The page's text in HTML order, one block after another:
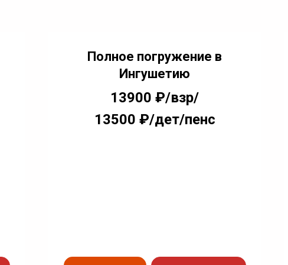
Полное погружение в
Ингушетию
13900 ₽/взр/
13500 ₽/дет/пенс